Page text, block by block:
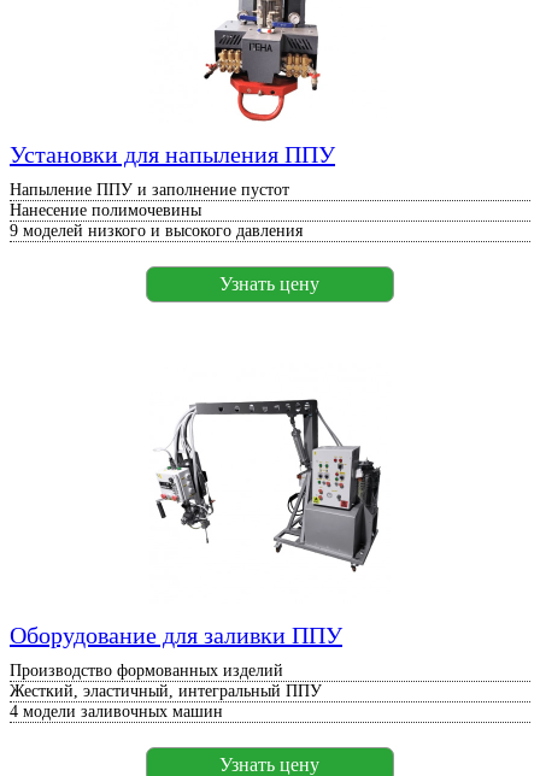
Установки для напыления ППУ
Напыление ППУ и заполнение пустот
Нанесение полимочевины
9 моделей низкого и высокого давления
Узнать цену
Оборудование для заливки ППУ
Производство формованных изделий
Жесткий, эластичный, интегральный ППУ
4 модели заливочных машин
Узнать цену